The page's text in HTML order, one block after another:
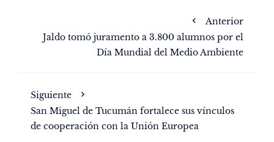
Anterior
Jaldo tomó juramento a 3.800 alumnos por el
Día Mundial del Medio Ambiente
Siguiente
San Miguel de Tucumán fortalece sus vínculos
de cooperación con la Unión Europea